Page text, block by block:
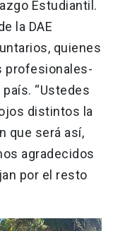
Estudiantil.
la DAE
quienes
profesionales-
“Ustedes
distintos la
que será así,
agradecidos
por el resto